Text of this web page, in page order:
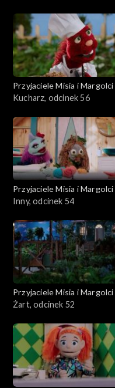
Przyjaciele Misia i Margolci
Kucharz, odcinek 56
Przyjaciele Misia i Margolci
Inny, odcinek 54
Przyjaciele Misia i Margolci
Żart, odcinek 52